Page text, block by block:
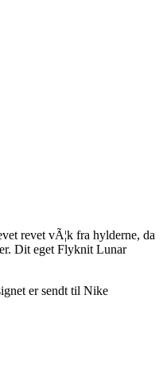
revet vÃ¦k fra hylderne, da
Dit eget Flyknit Lunar
er sendt til Nike